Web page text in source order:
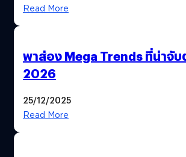
Read More
พาส่อง Mega Trends ที่น่าจับ
2026
25/12/2025
Read More